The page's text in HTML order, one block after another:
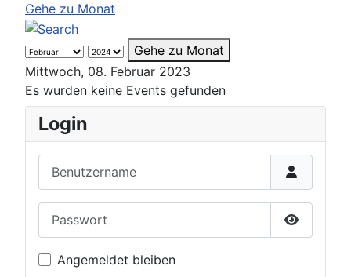
Gehe zu Monat
Gehe zu Monat
Mittwoch, 08. Februar 2023
Es wurden keine Events gefunden
Login
Passwort
Angemeldet bleiben